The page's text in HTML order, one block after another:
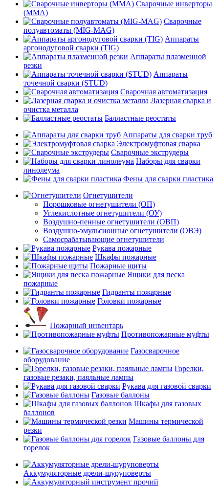
Сварочные инверторы
(MMA)
Сварочные
полуавтоматы (MIG-MAG)
Аппараты
аргонодуговой сварки (TIG)
Аппараты плазменной
резки
Аппараты
точечной сварки (STUD)
Сварочная автоматизация
Лазерная сварка и
очистка металла
Балластные реостаты
Аппараты для сварки труб
Электромуфтовая сварка
Сварочные экструдеры
Наборы для сварки
линолеума
Фены для сварки пластика
Огнетушители
Порошковые огнетушители (ОП)
Углекислотные огнетушители (ОУ)
Воздушно-пенные огнетушители (ОВП)
Воздушно-эмульсионные огнетушители (ОВЭ)
Самосрабатывающие огнетушители
Рукава пожарные
Шкафы пожарные
Пожарные щиты
Ящики для песка
пожарные
Гидранты пожарные
Головки пожарные
Пожарный инвентарь
Противопожарные муфты
Газосварочное
оборудование
Горелки,
газовые резаки, паяльные лампы
Рукава для газовой сварки
Газовые баллоны
Шкафы для газовых
баллонов
Машины термической
резки
Газовые баллоны для
горелок
Аккумуляторные дрели-шуруповерты